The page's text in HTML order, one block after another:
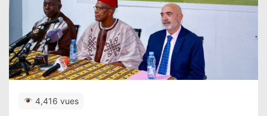
4,416 vues